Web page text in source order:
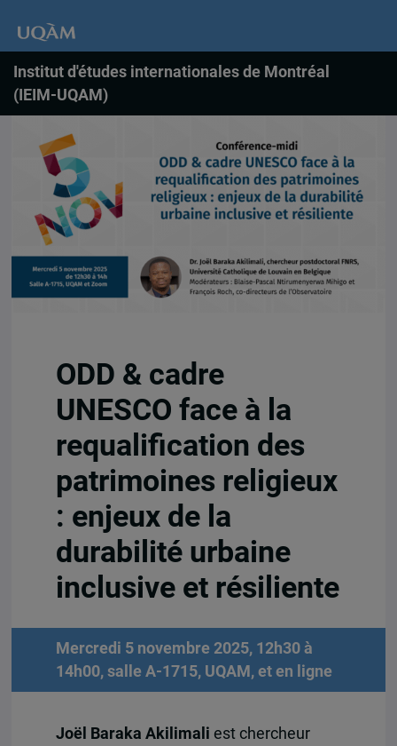
Institut d'études internationales de Montréal
(IEIM-UQAM)
ODD & cadre
UNESCO face à la
requalification des
patrimoines religieux
: enjeux de la
durabilité urbaine
inclusive et résiliente
Mercredi 5 novembre 2025, 12h30 à
14h00, salle A-1715, UQAM, et en ligne
Joël Baraka Akilimali est chercheur